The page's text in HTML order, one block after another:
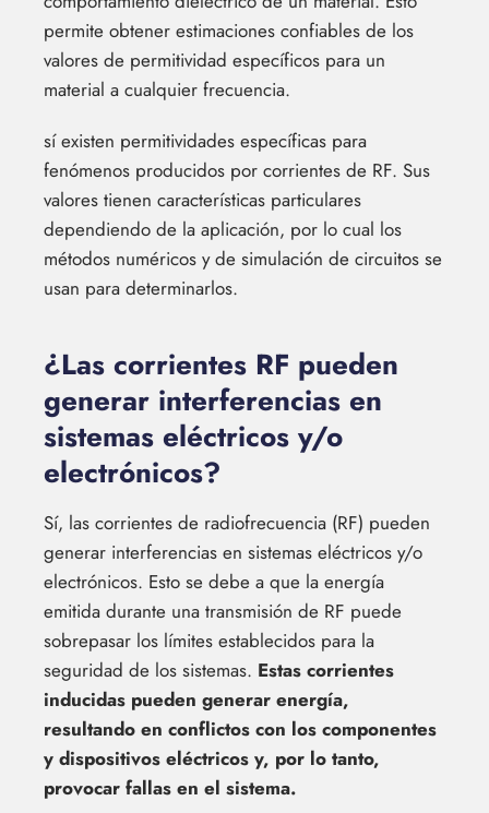
permite obtener estimaciones confiables de los
valores de permitividad específicos para un
material a cualquier frecuencia.
sí existen permitividades específicas para
fenómenos producidos por corrientes de RF. Sus
valores tienen características particulares
dependiendo de la aplicación, por lo cual los
métodos numéricos y de simulación de circuitos se
usan para determinarlos.
¿Las corrientes RF pueden
generar interferencias en
sistemas eléctricos y/o
electrónicos?
Sí, las corrientes de radiofrecuencia (RF) pueden
generar interferencias en sistemas eléctricos y/o
electrónicos. Esto se debe a que la energía
emitida durante una transmisión de RF puede
sobrepasar los límites establecidos para la
seguridad de los sistemas. Estas corrientes
inducidas pueden generar energía,
resultando en conflictos con los componentes
y dispositivos eléctricos y, por lo tanto,
provocar fallas en el sistema.